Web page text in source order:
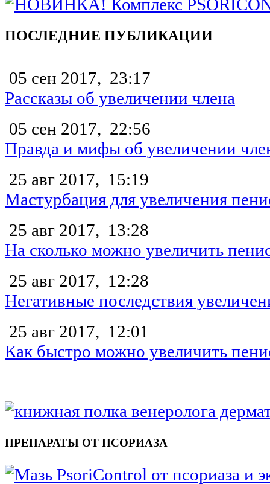
ПОСЛЕДНИЕ ПУБЛИКАЦИИ
05 сен 2017, 23:17
Рассказы об увеличении члена
05 сен 2017, 22:56
Правда и мифы об увеличении
25 авг 2017, 15:19
Мастурбация для увеличения
25 авг 2017, 13:28
На сколько можно увеличить
25 авг 2017, 12:28
Негативные последствия
25 авг 2017, 12:01
Как быстро можно увеличить
ПРЕПАРАТЫ ОТ ПСОРИАЗА